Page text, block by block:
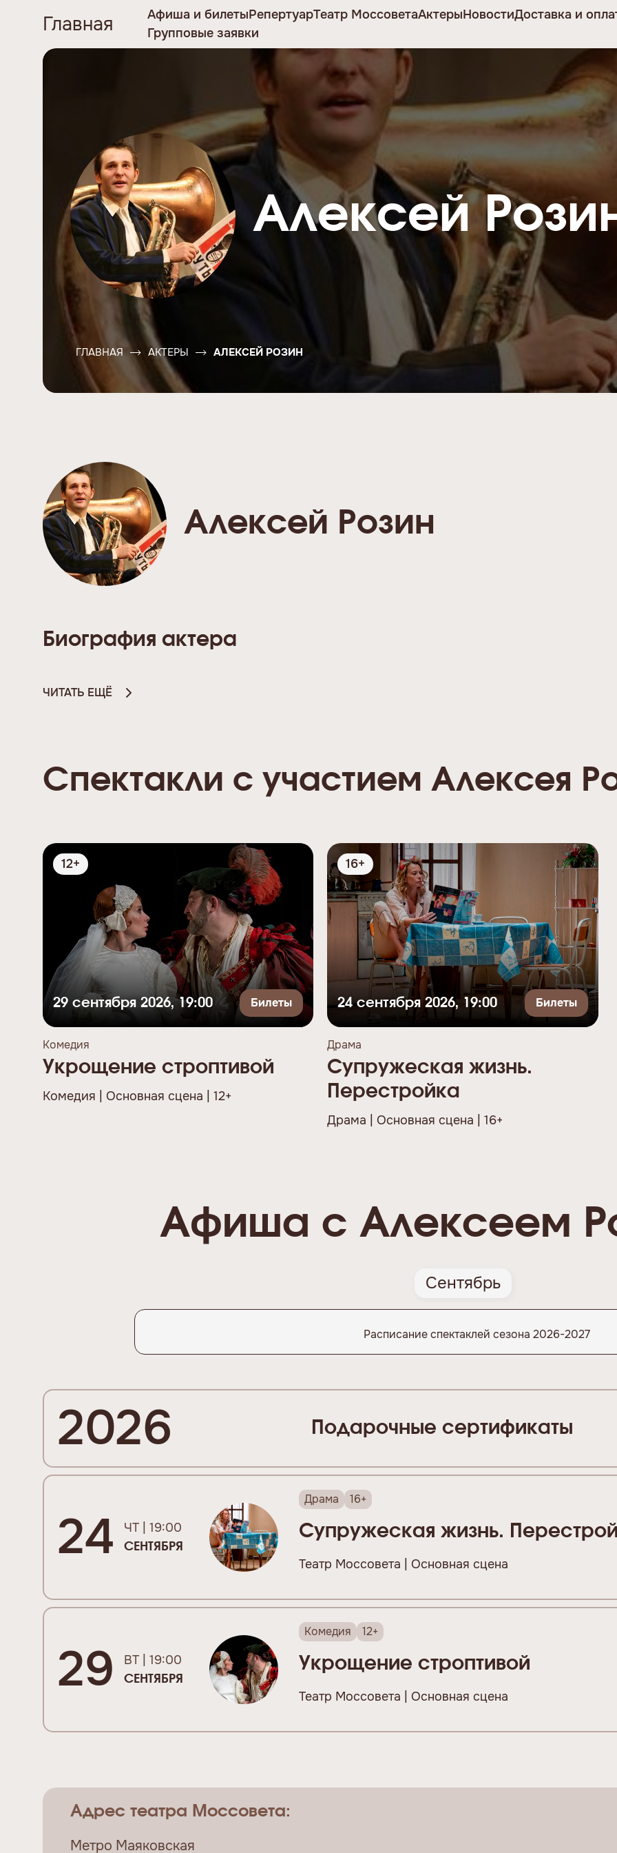
Главная Афиша и билетыРепертуарТеатр МоссоветаАктерыНовостиДоставка и
Групповые заявки
Алексей
ГЛАВНАЯ АКТЕРЫ АЛЕКСЕЙ РОЗИН
Алексей Розин
Биография актера
ЧИТАТЬ ЕЩЁ
Спектакли с участием Алексея
12+
29 сентября 2026, 19:00 Билеты
Комедия
Укрощение строптивой
Комедия | Основная сцена | 12+
16+
24 сентября 2026, 19:00 Билеты
Драма
Супружеская жизнь.
Перестройка
Драма | Основная сцена | 16+
Афиша с Алексеем
Сентябрь
Расписание спектаклей сезона 2026-2027
2026 Подарочные сертификаты
24 ЧТ | 19:00
СЕНТЯБРЯ
Драма 16+
Супружеская жизнь.
Театр Моссовета | Основная сцена
29 ВТ | 19:00
СЕНТЯБРЯ
Комедия 12+
Укрощение строптивой
Театр Моссовета | Основная сцена
Адрес театра Моссовета:
Метро Маяковская